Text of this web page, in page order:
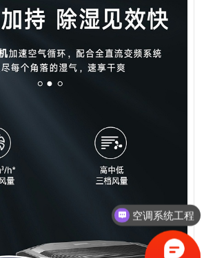
中央空调方案